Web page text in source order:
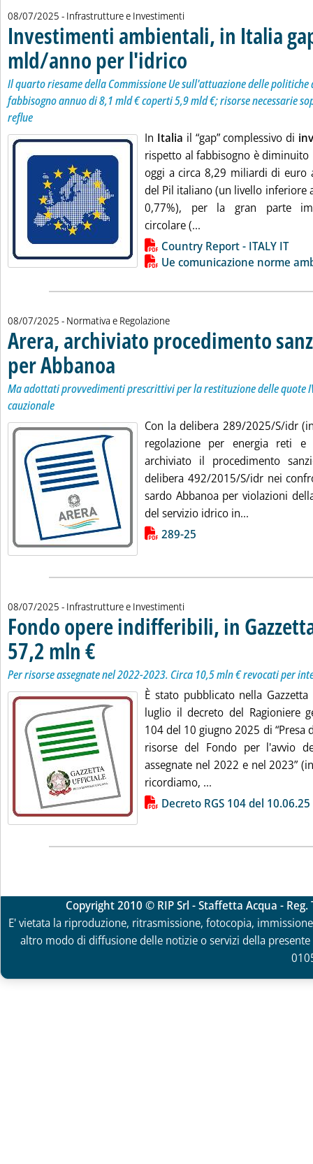
08/07/2025 - Infrastrutture e Investimenti
Investimenti ambientali, in Italia
mld/anno per l'idrico . Sottotitolo: Il quarto riesame
. Pubblicata martedì 08 luglio 2025
Il quarto riesame della Commissione Ue sull'attuazione delle politiche
fabbisogno annuo di 8,1 mld € coperti 5,9 mld €; risorse necessarie
reflue
In Italia il “gap” complessivo di
rispetto al fabbisogno è
oggi a circa 8,29 miliardi di euro
del Pil italiano (un livello inferiore
0,77%), per la gran parte
circolare (...
Lista allegati PDF alla notiziaCountry Report - ITALY IT
Ue comunicazione norme
08/07/2025 - Normativa e Regolazione
Arera, archiviato procedimento
per Abbanoa . Sottotitolo: Ma adottati provvedimenti prescrittivi per la
. Pubblicata martedì 08 luglio 2025 alle 9.46.
Ma adottati provvedimenti prescrittivi per la restituzione delle quote
cauzionale
Con la delibera 289/2025/S/idr
regolazione per energia reti e
archiviato il procedimento
delibera 492/2015/S/idr nei
sardo Abbanoa per violazioni
del servizio idrico in...
Lista allegati PDF alla notizia
289-25
08/07/2025 - Infrastrutture e Investimenti
Fondo opere indifferibili, in
57,2 mln €
Per risorse assegnate nel 2022-2023. Circa 10,5 mln € revocati per
È stato pubblicato nella
luglio il decreto del Ragioniere
104 del 10 giugno 2025 di “Presa
risorse del Fondo per l'avvio
assegnate nel 2022 e nel 2023”
ricordiamo, ...
Lista allegati PDF alla notiziaDecreto RGS 104 del 10.06.25
Copyright 2010 © RIP Srl - Staffetta Acqua -
E' vietata la riproduzione, ritrasmissione, fotocopia,
altro modo di diffusione delle notizie o servizi della